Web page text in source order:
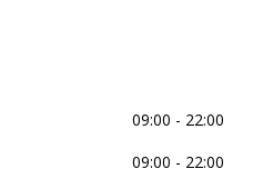
09:00 - 22:00
09:00 - 22:00